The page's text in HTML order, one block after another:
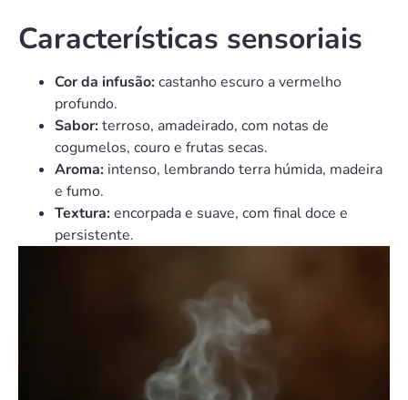
Características sensoriais
Cor da infusão:castanho escuro a vermelho
profundo.
Sabor:terroso, amadeirado, com notas de
cogumelos, couro e frutas secas.
Aroma: intenso, lembrando terra húmida, madeira
e fumo.
Textura:encorpada e suave, com final doce e
persistente.